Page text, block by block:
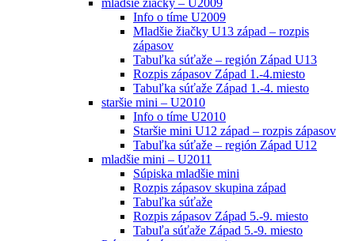
Info o tíme U2009
Mladšie žiačky U13 západ – rozpis
zápasov
Tabuľka súťaže – región Západ U13
Rozpis zápasov Západ 1.-4.miesto
Tabuľka súťaže Západ 1.-4. miesto
staršie mini – U2010
Info o tíme U2010
Staršie mini U12 západ – rozpis zápasov
Tabuľka súťaže – región Západ U12
mladšie mini – U2011
Súpiska mladšie mini
Rozpis zápasov skupina západ
Tabuľka súťaže
Rozpis zápasov Západ 5.-9. miesto
Tabuľa súťaže Západ 5.-9. miesto